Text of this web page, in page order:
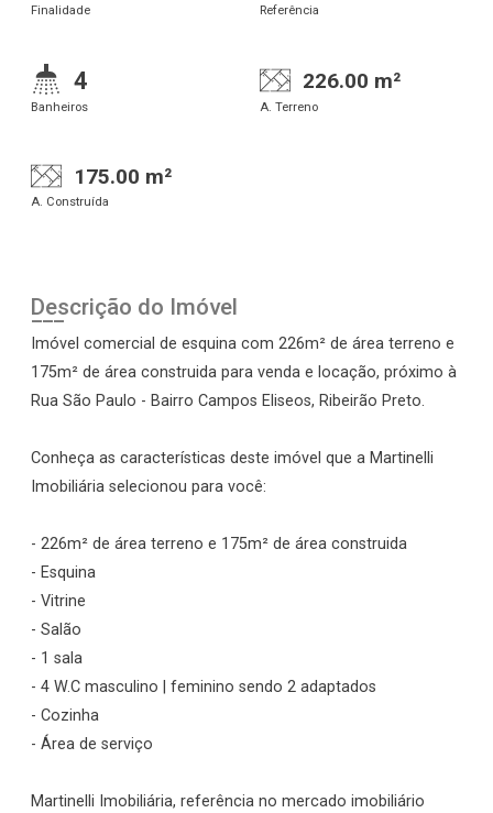
Finalidade Referência
4
Banheiros
226.00 m²
A. Terreno
175.00 m²
A. Construída
Descrição do Imóvel
Imóvel comercial de esquina com 226m² de área terreno e
175m² de área construida para venda e locação, próximo à
Rua São Paulo - Bairro Campos Eliseos, Ribeirão Preto.
Conheça as características deste imóvel que a Martinelli
Imobiliária selecionou para você:
- 226m² de área terreno e 175m² de área construida
- Esquina
- Vitrine
- Salão
- 1 sala
- 4 W.C masculino | feminino sendo 2 adaptados
- Cozinha
- Área de serviço
Martinelli Imobiliária, referência no mercado imobiliário